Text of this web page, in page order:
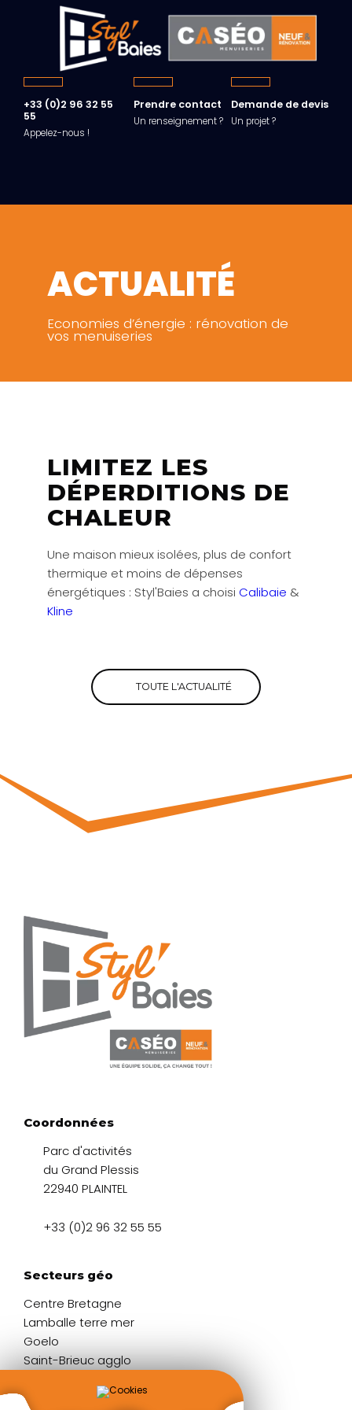
+33 (0)2 96 32 55
55
Appelez-nous !
Prendre contact
Un renseignement ?
Demande de devis
Un projet ?
ACTUALITÉ
Economies d’énergie : rénovation de
vos menuiseries
LIMITEZ LES
DÉPERDITIONS DE
CHALEUR
Une maison mieux isolées, plus de confort
thermique et moins de dépenses
énergétiques : Styl'Baies a choisi Calibaie &
Kline
TOUTE L'ACTUALITÉ
Coordonnées
Parc d'activités
du Grand Plessis
22940 PLAINTEL
+33 (0)2 96 32 55 55
Secteurs géo
Centre Bretagne
Lamballe terre mer
Goelo
Saint-Brieuc agglo